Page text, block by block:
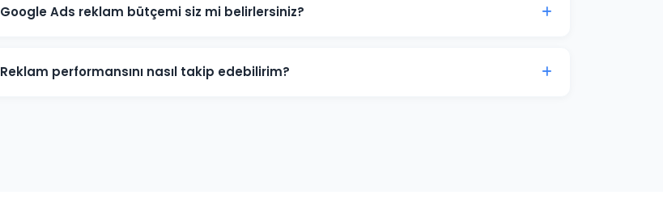
kampanya başladığı gün almaya başlarsınız. Optimizasyon süreci 2-4 hafta sürer.
Google Ads reklam bütçemi siz mi belirlersiniz?
zaman sizindir.
Reklam performansını nasıl takip edebilirim?